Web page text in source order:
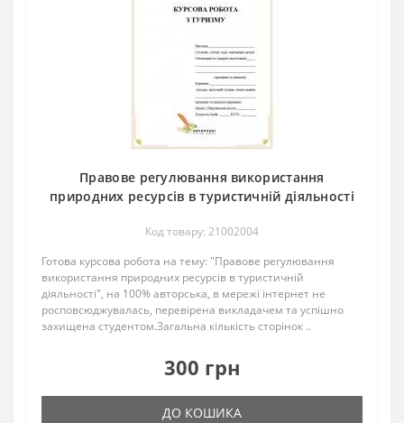
Правове регулювання використання
природних ресурсів в туристичній діяльності
Код товару: 21002004
Готова курсова робота на тему: "Правове регулювання
використання природних ресурсів в туристичній
діяльності", на 100% авторська, в мережі інтернет не
росповсюджувалась, перевірена викладачем та успішно
захищена студентом.Загальна кількість сторінок ..
300 грн
ДО КОШИКА